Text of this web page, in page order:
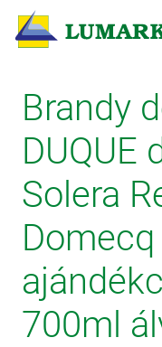
A mi történetünk
Termékkatalógus
La Marea
Partnerek
Képgaléria
Brandy
DUQUE
Solera
Domecq
700ml